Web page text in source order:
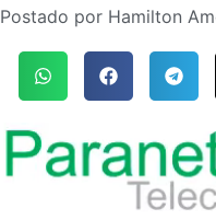
Postado por Hamilton